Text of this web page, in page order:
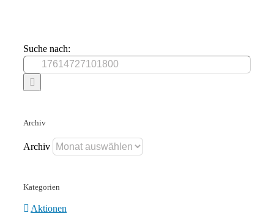
Suche nach:
Archiv
Archiv
Kategorien
Aktionen